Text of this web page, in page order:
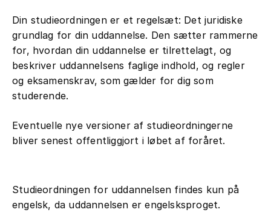
Din studieordningen er et regelsæt: Det juridiske
grundlag for din uddannelse. Den sætter rammerne
for, hvordan din uddannelse er tilrettelagt, og
beskriver uddannelsens faglige indhold, og regler
og eksamenskrav, som gælder for dig som
studerende.
Eventuelle nye versioner af studieordningerne
bliver senest offentliggjort i løbet af foråret.
Studieordningen for uddannelsen findes kun på
engelsk, da uddannelsen er engelsksproget.